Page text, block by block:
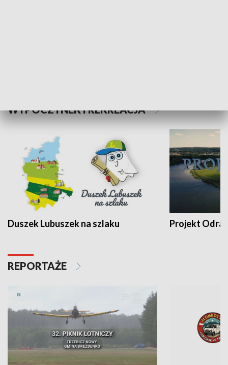
WYPOCZYNEK I REKREACJA
Duszek Lubuszek na szlaku Projekt Odra
REPORTAŻE